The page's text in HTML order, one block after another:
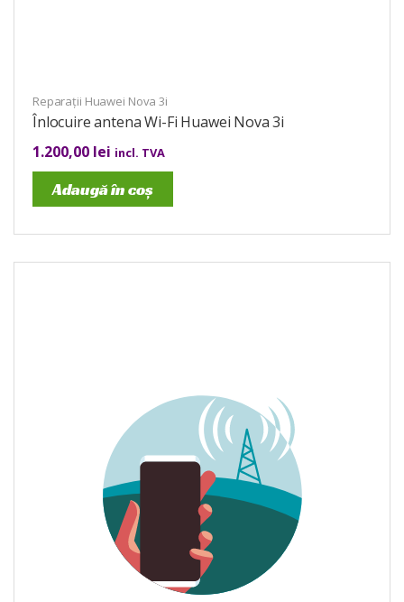
Reparații Huawei Nova 3i
Înlocuire antena Wi-Fi Huawei Nova 3i
1.200,00 lei incl. TVA
Adaugă în coș